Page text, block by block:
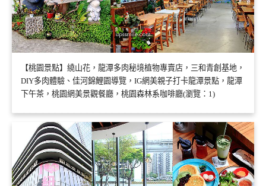
【桃園景點】繞山花，龍潭多肉秘境植物專賣店，三和青創基地，
DIY多肉體驗、佳河錦鯉園導覽，IG網美親子打卡龍潭景點，龍潭
下午茶，桃園網美景觀餐廳，桃園森林系咖啡廳(瀏覽：1)